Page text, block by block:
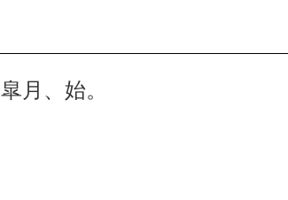
皐月、始。